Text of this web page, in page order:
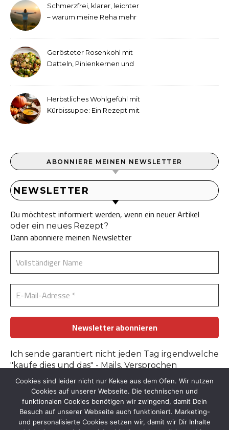
Schmerzfrei, klarer, leichter
– warum meine Reha mehr
Gerösteter Rosenkohl mit
Datteln, Pinienkernen und
Herbstliches Wohlgefühl mit
Kürbissuppe: Ein Rezept mit
ABONNIERE MEINEN NEWSLETTER
NEWSLETTER
Du möchtest informiert werden, wenn ein neuer Artikel
oder ein neues Rezept?
Dann abonniere meinen Newsletter
Ich sende garantiert nicht jeden Tag irgendwelche
"kaufe dies und das" - Mails. Versprochen
Erfahre mehr in der Datenschutzerklärung.
Cookies sind leider nicht nur Kekse aus dem Ofen. Wir nutzen
Cookies auf unserer Webseite. Die technischen und
funktionalen Cookies benötigen wir zwingend, damit Dein
Besuch auf unserer Webseite auch funktioniert. Marketing-
und personalisierte Cookies setzen wir, damit wir Dir Inhalte